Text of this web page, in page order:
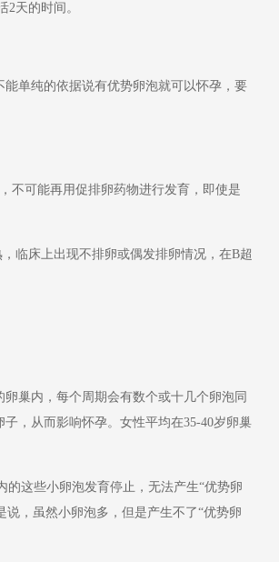
天的时间。
单纯的依据说有优势卵泡就可以怀孕，要
可能再用促排卵药物进行发育，即使是
临床上出现不排卵或偶发排卵情况，在B超
巢内，每个周期会有数个或十几个卵泡同
，从而影响怀孕。女性平均在35-40岁卵巢
这些小卵泡发育停止，无法产生“优势卵
，虽然小卵泡多，但是产生不了“优势卵